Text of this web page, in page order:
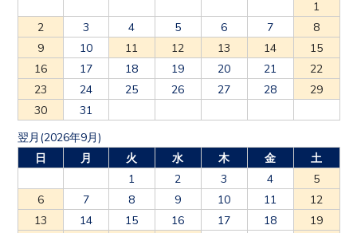
1
2
3 4 5 6 7
8
9
10 11 12 13 14
15
16
17 18 19 20 21
22
23
24 25 26 27 28
29
30
31
翌月(2026年9月)
日
月 火 水 木 金
土
1
2 3 4
5
6
7 8 9 10 11
12
13
14 15 16 17 18
19